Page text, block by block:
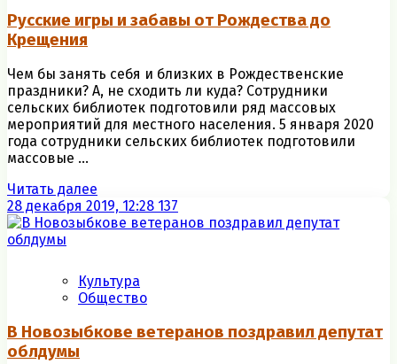
Русские игры и забавы от Рождества до
Крещения
Чем бы занять себя и близких в Рождественские
праздники? А, не сходить ли куда? Сотрудники
сельских библиотек подготовили ряд массовых
мероприятий для местного населения. 5 января 2020
года сотрудники сельских библиотек подготовили
массовые ...
Читать далее
28 декабря 2019, 12:28 137
Культура
Общество
В Новозыбкове ветеранов поздравил депутат
облдумы